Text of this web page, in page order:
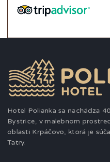
Hotel Polianka sa nachádza
Bystrice, v malebnom
oblasti Krpáčovo, ktorá je
Tatry.